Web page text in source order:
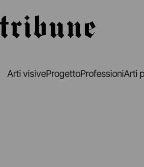
Arti visiveProgettoProfessioniArti